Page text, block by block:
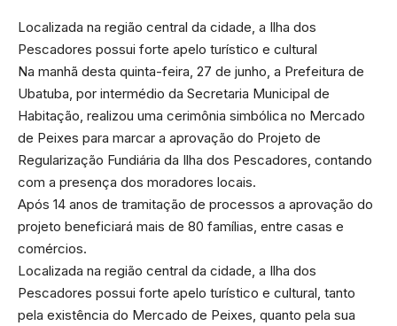
Localizada na região central da cidade, a Ilha dos
Pescadores possui forte apelo turístico e cultural
Na manhã desta quinta-feira, 27 de junho, a Prefeitura de
Ubatuba, por intermédio da Secretaria Municipal de
Habitação, realizou uma cerimônia simbólica no Mercado
de Peixes para marcar a aprovação do Projeto de
Regularização Fundiária da Ilha dos Pescadores, contando
com a presença dos moradores locais.
Após 14 anos de tramitação de processos a aprovação do
projeto beneficiará mais de 80 famílias, entre casas e
comércios.
Localizada na região central da cidade, a Ilha dos
Pescadores possui forte apelo turístico e cultural, tanto
pela existência do Mercado de Peixes, quanto pela sua